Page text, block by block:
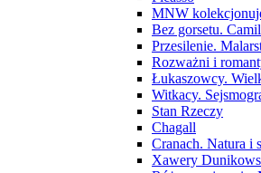
MNW
Bez gorsetu.
Przesilenie.
Rozważni i
Łukaszowcy.
Witkacy.
Stan Rzeczy
Chagall
Cranach. Natura i
Xawery